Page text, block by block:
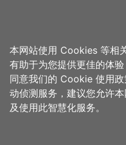
首页 > 想去的地方 > 美食、购物
华川宴餐
本网站使用 Cookies 等相
有助于为您提供更佳的体
同意我们的 Cookie 使用
动侦测服务，建议您允许
及使用此智慧化服务。